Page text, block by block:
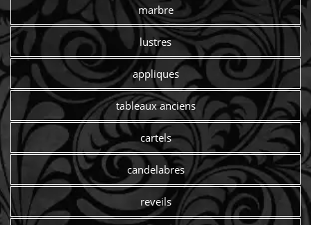
marbre
lustres
appliques
tableaux anciens
cartels
candelabres
reveils